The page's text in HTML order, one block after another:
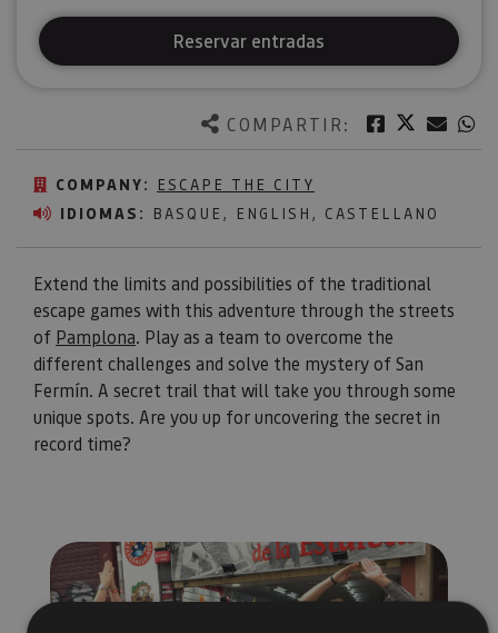
COMPARTIR: Facebook
Twitter
COMPANY: ESCAPE THE CITY
IDIOMAS: BASQUE, ENGLISH, CASTELLANO
Extend the limits and possibilities of the traditional
escape games with this adventure through the streets
of Pamplona. Play as a team to overcome the
different challenges and solve the mystery of San
Fermín. A secret trail that will take you through some
unique spots. Are you up for uncovering the secret in
record time?
Reservar entradas